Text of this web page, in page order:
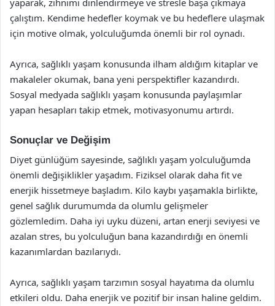
çalıştım. Kendime hedefler koymak ve bu hedeflere ulaşmak
için motive olmak, yolculuğumda önemli bir rol oynadı.
Ayrıca, sağlıklı yaşam konusunda ilham aldığım kitaplar ve
makaleler okumak, bana yeni perspektifler kazandırdı.
Sosyal medyada sağlıklı yaşam konusunda paylaşımlar
yapan hesapları takip etmek, motivasyonumu artırdı.
Sonuçlar ve Değişim
Diyet günlüğüm sayesinde, sağlıklı yaşam yolculuğumda
önemli değişiklikler yaşadım. Fiziksel olarak daha fit ve
enerjik hissetmeye başladım. Kilo kaybı yaşamakla birlikte,
genel sağlık durumumda da olumlu gelişmeler
gözlemledim. Daha iyi uyku düzeni, artan enerji seviyesi ve
azalan stres, bu yolculuğun bana kazandırdığı en önemli
kazanımlardan bazılarıydı.
Ayrıca, sağlıklı yaşam tarzımın sosyal hayatıma da olumlu
etkileri oldu. Daha enerjik ve pozitif bir insan haline geldim.